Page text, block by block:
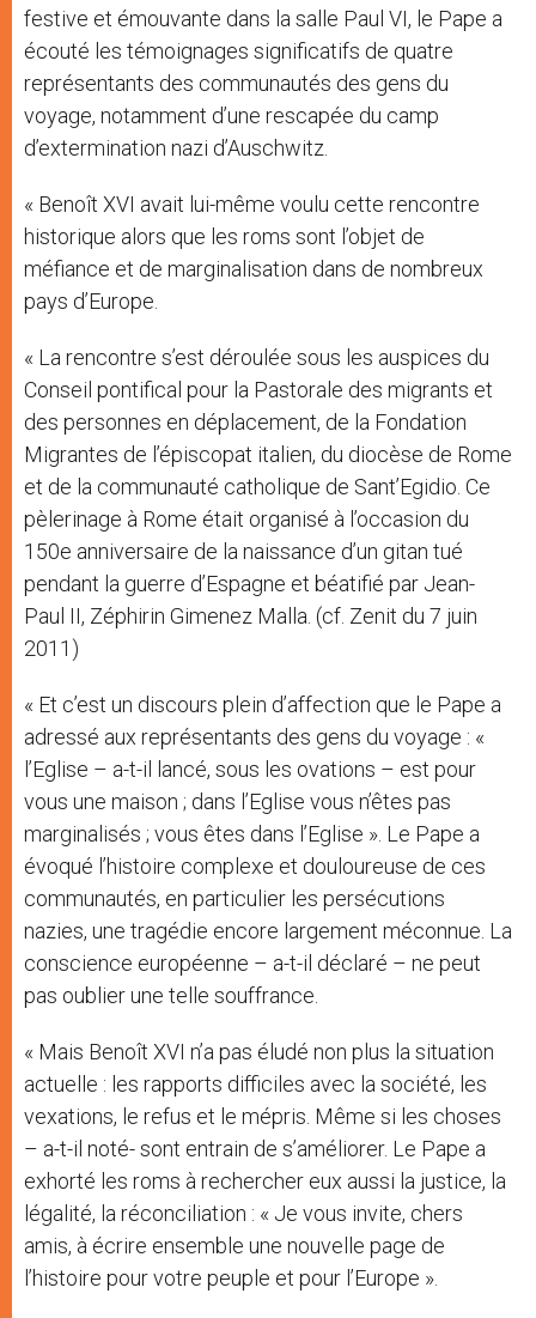
festive et émouvante dans la salle Paul VI, le Pape a
écouté les témoignages significatifs de quatre
représentants des communautés des gens du
voyage, notamment d’une rescapée du camp
d’extermination nazi d’Auschwitz.
« Benoît XVI avait lui-même voulu cette rencontre
historique alors que les roms sont l’objet de
méfiance et de marginalisation dans de nombreux
pays d’Europe.
« La rencontre s’est déroulée sous les auspices du
Conseil pontifical pour la Pastorale des migrants et
des personnes en déplacement, de la Fondation
Migrantes de l’épiscopat italien, du diocèse de Rome
et de la communauté catholique de Sant’Egidio. Ce
pèlerinage à Rome était organisé à l’occasion du
150e anniversaire de la naissance d’un gitan tué
pendant la guerre d’Espagne et béatifié par Jean-
Paul II, Zéphirin Gimenez Malla. (cf. Zenit du 7 juin
2011)
« Et c’est un discours plein d’affection que le Pape a
adressé aux représentants des gens du voyage : «
l’Eglise – a-t-il lancé, sous les ovations – est pour
vous une maison ; dans l’Eglise vous n’êtes pas
marginalisés ; vous êtes dans l’Eglise ». Le Pape a
évoqué l’histoire complexe et douloureuse de ces
communautés, en particulier les persécutions
nazies, une tragédie encore largement méconnue. La
conscience européenne – a-t-il déclaré – ne peut
pas oublier une telle souffrance.
« Mais Benoît XVI n’a pas éludé non plus la situation
actuelle : les rapports difficiles avec la société, les
vexations, le refus et le mépris. Même si les choses
– a-t-il noté- sont entrain de s’améliorer. Le Pape a
exhorté les roms à rechercher eux aussi la justice, la
légalité, la réconciliation : « Je vous invite, chers
amis, à écrire ensemble une nouvelle page de
l’histoire pour votre peuple et pour l’Europe ».